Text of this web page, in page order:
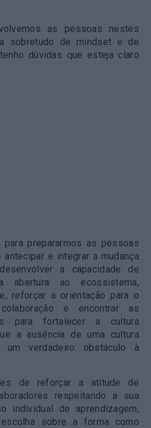
as pessoas nestes
sobretudo de mindset e de
dúvidas que esteja claro
para prepararmos as pessoas
e integrar a mudança
a capacidade de
abertura ao ecossistema,
reforçar a orientação para o
e encontrar as
para fortalecer a cultura
a ausência de uma cultura
um verdadeiro obstáculo à
de reforçar a atitude de
respeitando a sua
individual de aprendizagem,
sobre a forma como